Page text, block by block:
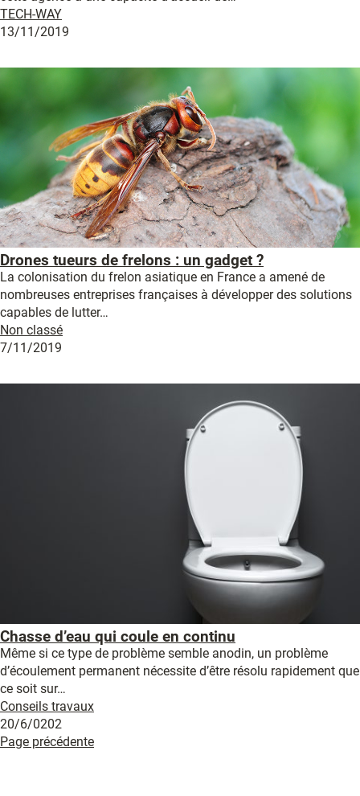
TECH-WAY
13/11/2019
Drones tueurs de frelons : un gadget ?
La colonisation du frelon asiatique en France a amené de
nombreuses entreprises françaises à développer des solutions
capables de lutter…
Non classé
7/11/2019
Chasse d’eau qui coule en continu
Même si ce type de problème semble anodin, un problème
d’écoulement permanent nécessite d’être résolu rapidement que
ce soit sur…
Conseils travaux
20/6/0202
Page précédente